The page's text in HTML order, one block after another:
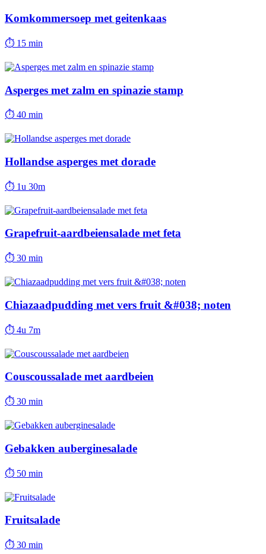
Komkommersoep met geitenkaas
⏱ 15 min
Asperges met zalm en spinazie stamp
⏱ 40 min
Hollandse asperges met dorade
⏱ 1u 30m
Grapefruit-aardbeiensalade met feta
⏱ 30 min
Chiazaadpudding met vers fruit &#038; noten
⏱ 4u 7m
Couscoussalade met aardbeien
⏱ 30 min
Gebakken auberginesalade
⏱ 50 min
Fruitsalade
⏱ 30 min